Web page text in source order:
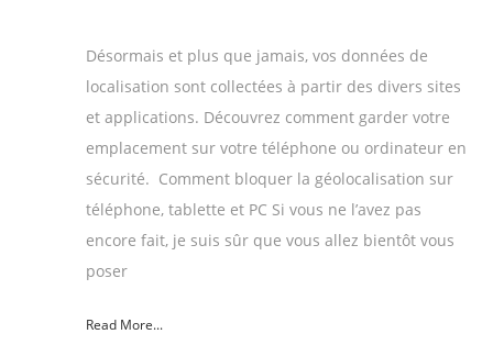
Désormais et plus que jamais, vos données de
localisation sont collectées à partir des divers sites
et applications. Découvrez comment garder votre
emplacement sur votre téléphone ou ordinateur en
sécurité. Comment bloquer la géolocalisation sur
téléphone, tablette et PC Si vous ne l’avez pas
encore fait, je suis sûr que vous allez bientôt vous
poser
Read More...